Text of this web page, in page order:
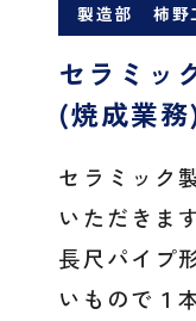
製造部 柿野
セラミッ
(焼成業務
セラミック
いただきます
長尺パイプ
いもので１